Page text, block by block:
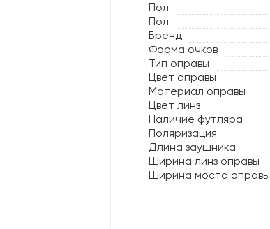
Пол
Пол
Бренд
Форма очков
Тип оправы
Цвет оправы
Материал оправы
Цвет линз
Наличие футляра
Поляризация
Длина заушника
Ширина линз оправы
Ширина моста оправы